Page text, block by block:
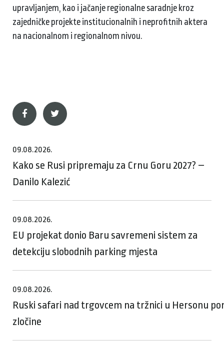
upravljanjem, kao i jačanje regionalne saradnje kroz
zajedničke projekte institucionalnih i neprofitnih aktera
na nacionalnom i regionalnom nivou.
09.08.2026.
Kako se Rusi pripremaju za Crnu Goru 2027? –
Danilo Kalezić
09.08.2026.
EU projekat donio Baru savremeni sistem za
detekciju slobodnih parking mjesta
09.08.2026.
Ruski safari nad trgovcem na tržnici u Hersonu
zločine